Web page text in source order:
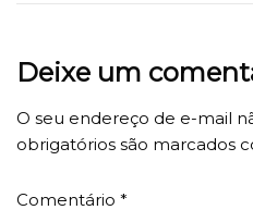
Deixe um
O seu endereço de e-mail
obrigatórios são marcados
Comentário *